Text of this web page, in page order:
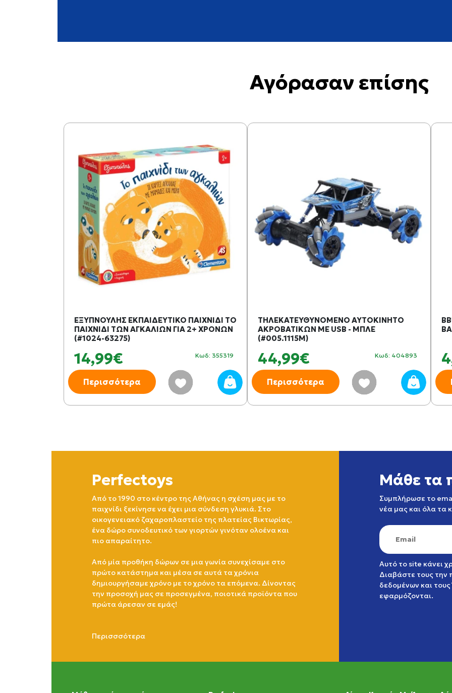
Αγόρασαν επίσης
ΕΞΥΠΝΟΥΛΗΣ ΕΚΠΑΙΔΕΥΤΙΚΟ ΠΑΙΧΝΙΔΙ ΤΟ
ΠΑΙΧΝΙΔΙ ΤΩΝ ΑΓΚΑΛΙΩΝ ΓΙΑ 2+ ΧΡΟΝΩΝ
(#1024-63275)
14,99€ Κωδ: 355319
Περισσότερα
ΤΗΛΕΚΑΤΕΥΘΥΝΟΜΕΝΟ ΑΥΤΟΚΙΝΗΤΟ
ΑΚΡΟΒΑΤΙΚΩΝ ΜΕ USB - ΜΠΛΕ
(#005.1115M)
44,99€ Κωδ: 404893
Περισσότερα
Perfectoys
Από το 1990 στο κέντρο της Αθήνας η σχέση μας με το
παιχνίδι ξεκίνησε να έχει μια σύνδεση γλυκιά. Στο
οικογενειακό ζαχαροπλαστείο της πλατείας Βικτωρίας,
ένα δώρο συνοδευτικό των γιορτών γινόταν ολοένα και
πιο απαραίτητο.
Από μία προθήκη δώρων σε μια γωνία συνεχίσαμε στο
πρώτο κατάστημα και μέσα σε αυτά τα χρόνια
δημιουργήσαμε χρόνο με το χρόνο τα επόμενα. Δίνοντας
την προσοχή μας σε προσεγμένα, ποιοτικά προϊόντα που
πρώτα άρεσαν σε εμάς!
Περισσσότερα
Μάθε τα
Συμπλήρωσε το
νέα μας και όλα τα
Αυτό το site κάνει
Διαβάστε τους την
δεδομένων και τους
εφαρμόζονται.